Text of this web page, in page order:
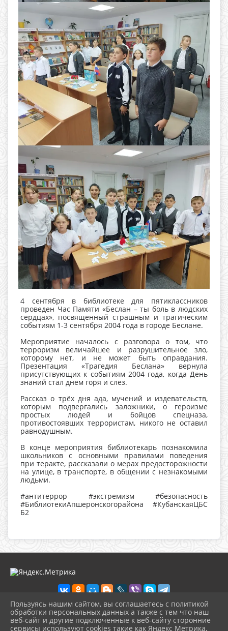
4 сентября в библиотеке для пятиклассников
проведен Час Памяти «Беслан – ты боль в людских
сердцах», посвященный страшным и трагическим
событиям 1-3 сентября 2004 года в городе Беслане.
Мероприятие началось с разговора о том, что
терроризм величайшее и разрушительное зло,
которому нет, и не может быть оправдания.
Презентация «Трагедия Беслана» вернула
присутствующих к событиям 2004 года, когда День
знаний стал днем горя и слез.
Рассказ о трёх дня ада, мучений и издевательств,
которым подвергались заложники, о героизме
простых людей и бойцов спецназа,
противостоявших террористам, никого не оставил
равнодушным.
В конце мероприятия библиотекарь познакомила
школьников с основными правилами поведения
при теракте, рассказали о мерах предосторожности
на улице, в транспорте, в общении с незнакомыми
людьми.
#антитеррор #экстремизм #безопасность
#БиблиотекиАпшеронскогорайона #КубанскаяЦБС
Б2
2026 г. cbskuban.apskult.ru
Пользуясь нашим сайтом, вы соглашаетесь с политикой
обработки персональных данных а также с тем что наш
веб-сайт и другие подключенные к веб-сайту сторонние
сервисы используют cookies такие как Яндекс Метрика,